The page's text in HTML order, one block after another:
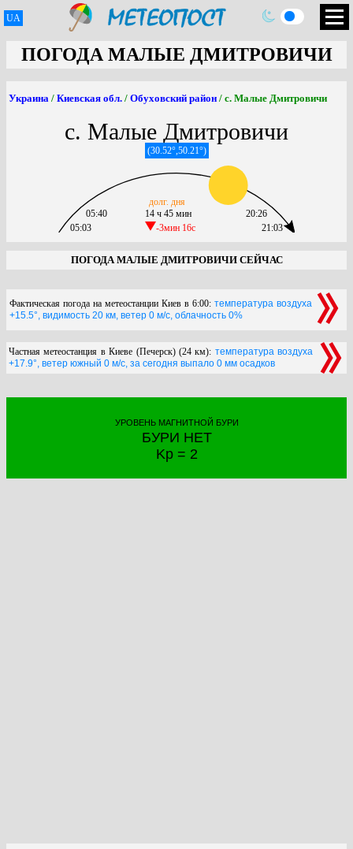
UA
ПОГОДА МАЛЫЕ ДМИТРОВИЧИ
Украина / Киевская обл. / Обуховский район / с. Малые Дмитровичи
с. Малые Дмитровичи
(30.52°,50.21°)
05:03
05:40
14 ч 45 мин
-3мин 16c
долг. дня
21:03
20:26
ПОГОДА МАЛЫЕ ДМИТРОВИЧИ СЕЙЧАС
Фактическая погода на метеостанции Киев в 6:00: температура воздуха
+15.5°, видимость 20 км, ветер 0 м/с, облачность 0%
Частная метеостанция в Киеве (Печерск) (24 км): температура воздуха
+17.9°, ветер южный 0 м/с, за сегодня выпало 0 мм осадков
УРОВЕНЬ МАГНИТНОЙ БУРИ
БУРИ НЕТ
Kp = 2